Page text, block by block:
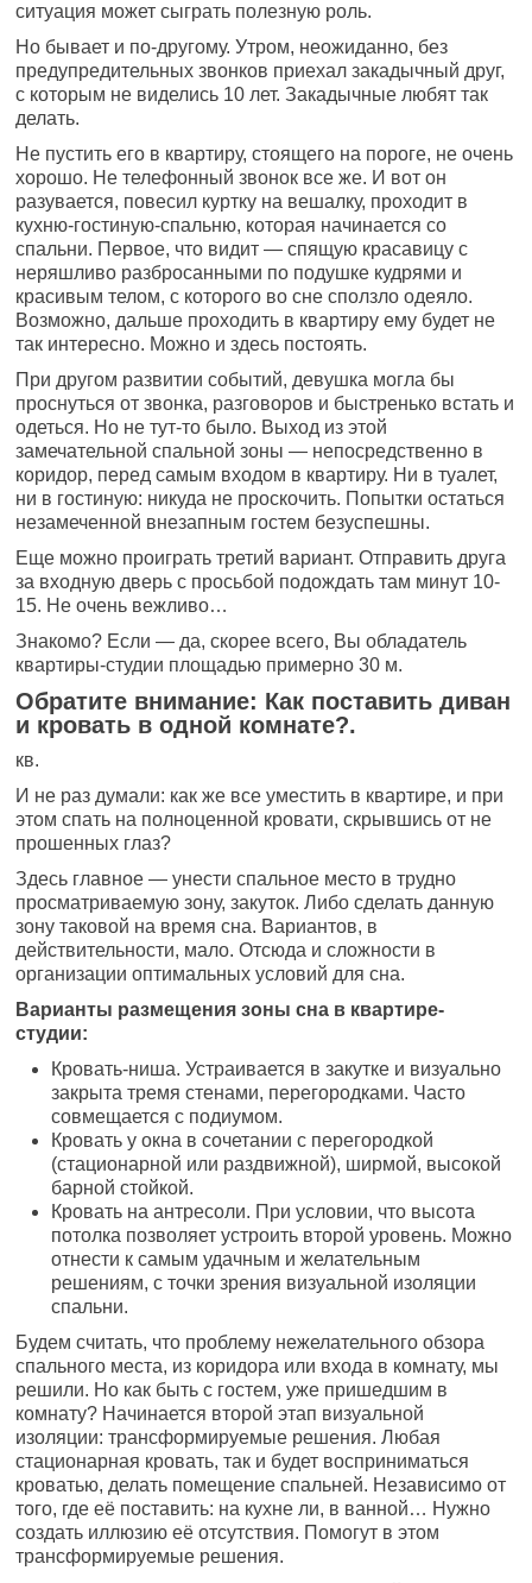
ситуация может сыграть полезную роль.
Но бывает и по-другому. Утром, неожиданно, без
предупредительных звонков приехал закадычный друг,
с которым не виделись 10 лет. Закадычные любят так
делать.
Не пустить его в квартиру, стоящего на пороге, не очень
хорошо. Не телефонный звонок все же. И вот он
разувается, повесил куртку на вешалку, проходит в
кухню-гостиную-спальню, которая начинается со
спальни. Первое, что видит — спящую красавицу с
неряшливо разбросанными по подушке кудрями и
красивым телом, с которого во сне сползло одеяло.
Возможно, дальше проходить в квартиру ему будет не
так интересно. Можно и здесь постоять.
При другом развитии событий, девушка могла бы
проснуться от звонка, разговоров и быстренько встать и
одеться. Но не тут-то было. Выход из этой
замечательной спальной зоны — непосредственно в
коридор, перед самым входом в квартиру. Ни в туалет,
ни в гостиную: никуда не проскочить. Попытки остаться
незамеченной внезапным гостем безуспешны.
Еще можно проиграть третий вариант. Отправить друга
за входную дверь с просьбой подождать там минут 10-
15. Не очень вежливо…
Знакомо? Если — да, скорее всего, Вы обладатель
квартиры-студии площадью примерно 30 м.
Обратите внимание: Как поставить диван
и кровать в одной комнате?.
кв.
И не раз думали: как же все уместить в квартире, и при
этом спать на полноценной кровати, скрывшись от не
прошенных глаз?
Здесь главное — унести спальное место в трудно
просматриваемую зону, закуток. Либо сделать данную
зону таковой на время сна. Вариантов, в
действительности, мало. Отсюда и сложности в
организации оптимальных условий для сна.
Варианты размещения зоны сна в квартире-
студии:
Кровать-ниша. Устраивается в закутке и визуально
закрыта тремя стенами, перегородками. Часто
совмещается с подиумом.
Кровать у окна в сочетании с перегородкой
(стационарной или раздвижной), ширмой, высокой
барной стойкой.
Кровать на антресоли. При условии, что высота
потолка позволяет устроить второй уровень. Можно
отнести к самым удачным и желательным
решениям, с точки зрения визуальной изоляции
спальни.
Будем считать, что проблему нежелательного обзора
спального места, из коридора или входа в комнату, мы
решили. Но как быть с гостем, уже пришедшим в
комнату? Начинается второй этап визуальной
изоляции: трансформируемые решения. Любая
стационарная кровать, так и будет восприниматься
кроватью, делать помещение спальней. Независимо от
того, где её поставить: на кухне ли, в ванной… Нужно
создать иллюзию её отсутствия. Помогут в этом
трансформируемые решения.